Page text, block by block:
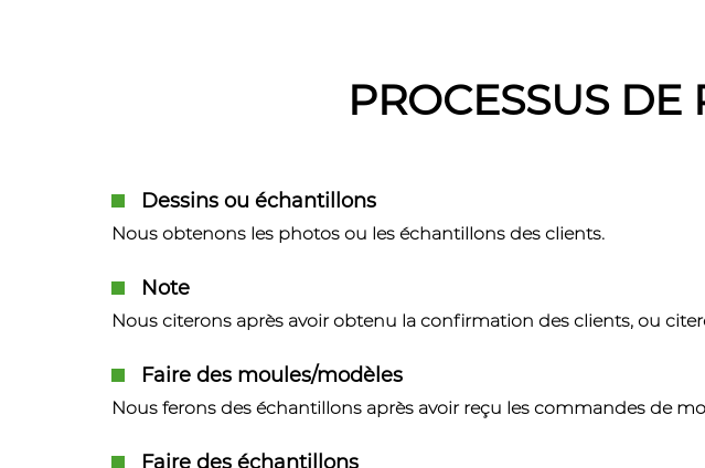
PROCESSUS
Dessins ou échantillons
Nous obtenons les photos ou les échantillons des clients.
Note
Nous citerons après avoir obtenu la confirmation des clients, ou
Faire des moules/modèles
Nous ferons des échantillons après avoir reçu les commandes de
Faire des échantillons